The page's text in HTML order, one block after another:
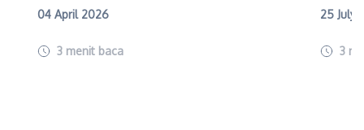
04 April 2026
3 menit baca
25 July
3